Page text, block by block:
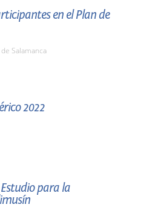
en el Plan de
Salamanca
2022
para la